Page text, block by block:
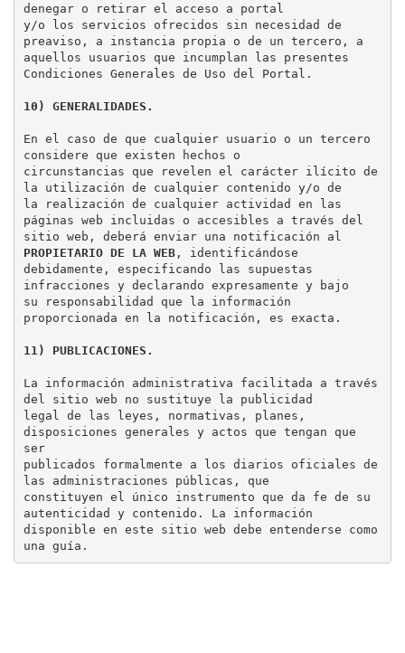
denegar o retirar el acceso a portal
y/o los servicios ofrecidos sin necesidad de
preaviso, a instancia propia o de un tercero, a
aquellos usuarios que incumplan las presentes
Condiciones Generales de Uso del Portal.
10) GENERALIDADES.
En el caso de que cualquier usuario o un tercero
considere que existen hechos o
circunstancias que revelen el carácter ilícito de
la utilización de cualquier contenido y/o de
la realización de cualquier actividad en las
páginas web incluidas o accesibles a través del
PROPIETARIO DE LA WEB, identificándose
debidamente, especificando las supuestas
infracciones y declarando expresamente y bajo
su responsabilidad que la información
proporcionada en la notificación, es exacta.
11) PUBLICACIONES.
La información administrativa facilitada a través
del sitio web no sustituye la publicidad
legal de las leyes, normativas, planes,
disposiciones generales y actos que tengan que
ser
publicados formalmente a los diarios oficiales de
las administraciones públicas, que
constituyen el único instrumento que da fe de su
autenticidad y contenido. La información
disponible en este sitio web debe entenderse como
una guía.